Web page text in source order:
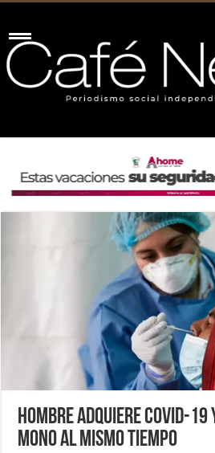
Hombre adquiere Covid-
mono al mismo tiempo